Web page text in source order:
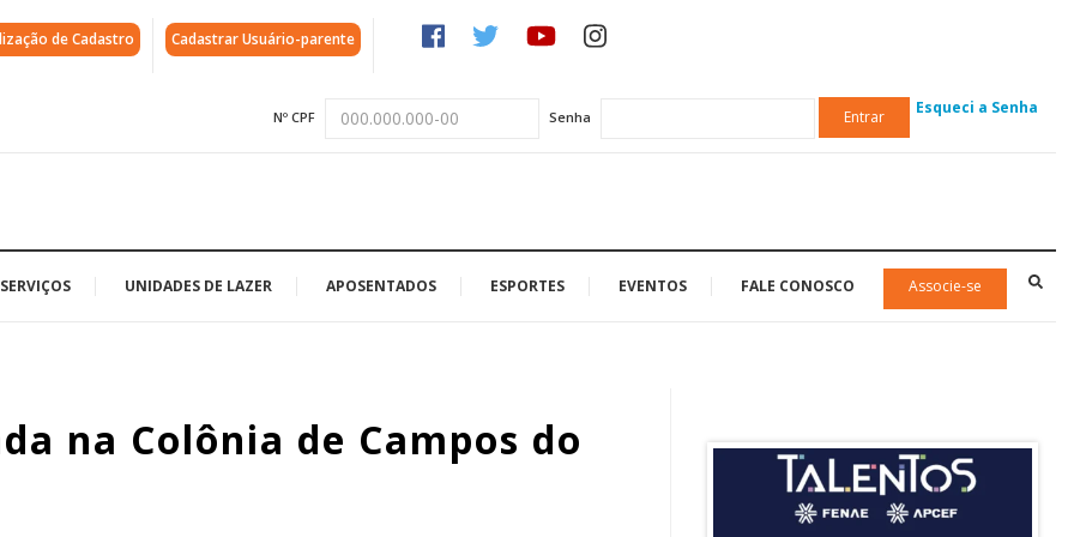
de Cadastro Cadastrar Usuário-parente
Nº CPF Senha Entrar Esqueci a Senha
SERVIÇOS UNIDADES DE LAZER APOSENTADOS ESPORTES EVENTOS FALE CONOSCO Associe-se
na Colônia de Campos do